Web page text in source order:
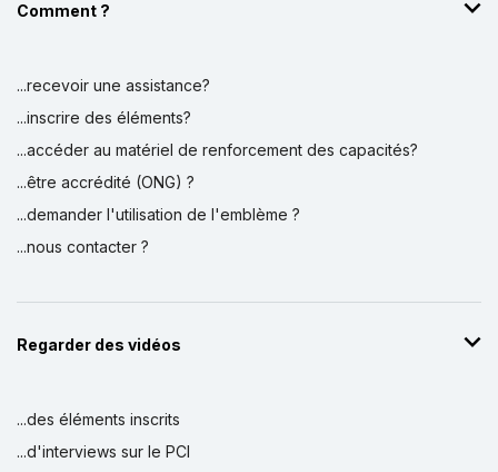
Comment ?
...recevoir une assistance?
...inscrire des éléments?
...accéder au matériel de renforcement des capacités?
...être accrédité (ONG) ?
...demander l'utilisation de l'emblème ?
...nous contacter ?
Regarder des vidéos
...des éléments inscrits
...d'interviews sur le PCI